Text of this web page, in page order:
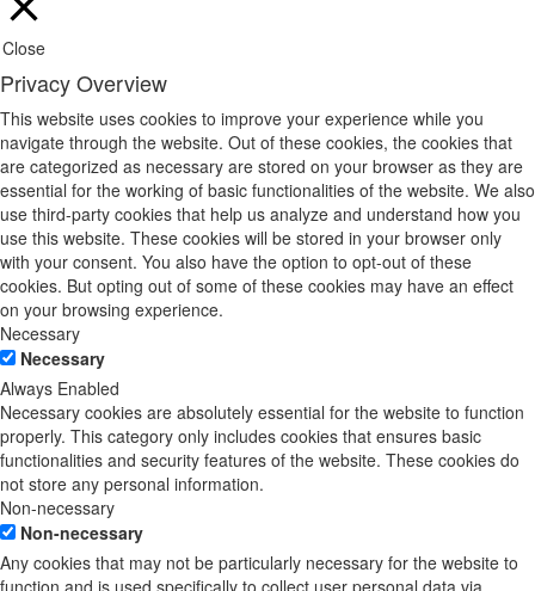
Close
Privacy Overview
This website uses cookies to improve your experience while you
navigate through the website. Out of these cookies, the cookies that
are categorized as necessary are stored on your browser as they are
essential for the working of basic functionalities of the website. We also
use third-party cookies that help us analyze and understand how you
use this website. These cookies will be stored in your browser only
with your consent. You also have the option to opt-out of these
cookies. But opting out of some of these cookies may have an effect
on your browsing experience.
Necessary
Necessary
Always Enabled
Necessary cookies are absolutely essential for the website to function
properly. This category only includes cookies that ensures basic
functionalities and security features of the website. These cookies do
not store any personal information.
Non-necessary
Non-necessary
Any cookies that may not be particularly necessary for the website to
function and is used specifically to collect user personal data via